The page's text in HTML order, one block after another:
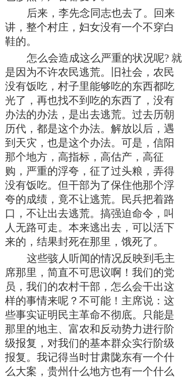
后来 ， 李先念同志也去了。回来
讲 ， 整个村庄 ， 妇女没有一个不穿白
鞋的。
怎么会造成这么严重的状况呢? 就
是因为不许农民逃荒。旧社会，农民
没有饭吃 ， 村子里能够吃的东西都吃
光了 ， 再也找不到吃的东西了，没有
办法的办法 ， 是出去逃荒。过去历朝
历代 ， 都是这个办法。解放以后 ， 遇
到天灾 ， 也是这个办法。可是 ， 信阳
那个地方 ， 高指标 ， 高估产 ， 高征
购 ， 严重的浮夸 ， 征了过头粮 ， 弄得
没有饭吃。但干部为了保住他那个浮
夸的成绩 ， 竟不让逃荒。民兵把着路
口 ， 不让出去逃荒。搞强迫命令 ， 叫
人无路可走。本来逃出去 ， 可以活下
来的 ， 结果封死在那里 ， 饿死了。
这些骇人听闻的情况反映到毛主
席那里，简直不可思议啊！我们的党
员，我们的农村干部，怎么会干出这
样的事情来呢？不可能！主席说：这
些事实证明民主革命不彻底。只能是
那里的地主、富农和反动势力进行阶
级报复，对我们的基本群众实行阶级
报复。我记得当时甘肃陇东有一个什
么大案 ， 贵州什么地方也有一个什么